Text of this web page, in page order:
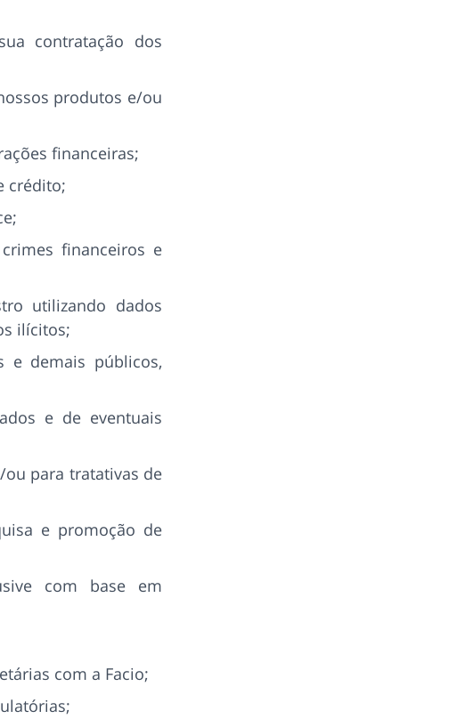
contratação dos
produtos e/ou
financeiras;
crédito;
financeiros e
utilizando dados
ilícitos;
e demais públicos,
e de eventuais
para tratativas de
e promoção de
com base em
com a Facio;